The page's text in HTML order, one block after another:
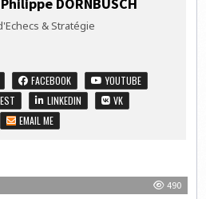
& Stratégie
FACEBOOK
YOUTUBE
LINKEDIN
VK
EMAIL ME
490